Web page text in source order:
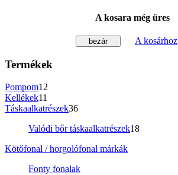
A kosara még üres
bezár A kosárhoz
Termékek
Pompom12
Kellékek11
Táskaalkatrészek36
Valódi bőr táskaalkatrészek18
Kötőfonal / horgolófonal márkák
Fonty fonalak